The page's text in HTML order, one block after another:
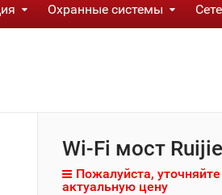
Охранные системы
Wi-Fi мост
Пожалуйста,
актуальную цену